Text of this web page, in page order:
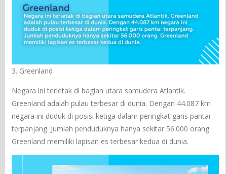
3. Greenland
Negara ini terletak di bagian utara samudera Atlantik.
Greenland adalah pulau terbesar di dunia. Dengan 44.087 km
negara ini duduk di posisi ketiga dalam peringkat garis pantai
terpanjang. Jumlah penduduknya hanya sekitar 56.000 orang.
Greenland memiliki lapisan es terbesar kedua di dunia.